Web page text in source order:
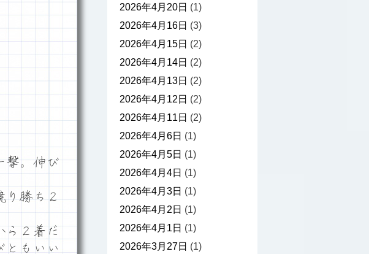
撃。伸び
り勝ち２
ら２着だ
ともいい
2026年4月20日 (1)
2026年4月16日 (3)
2026年4月15日 (2)
2026年4月14日 (2)
2026年4月13日 (2)
2026年4月12日 (2)
2026年4月11日 (2)
2026年4月6日 (1)
2026年4月5日 (1)
2026年4月4日 (1)
2026年4月3日 (1)
2026年4月2日 (1)
2026年4月1日 (1)
2026年3月27日 (1)